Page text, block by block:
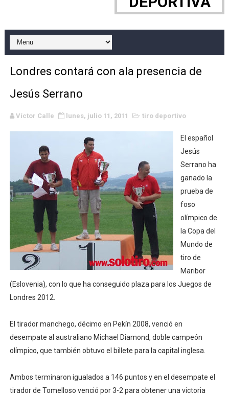
Canadian Elite Basketball League 2026 - CEBL Finals
Canadian Football League 2026 - Week 10
EFA y AFLE 2026 - Regular season
WWE NXT - Myles Borne y Tavion Heights ponen fin
Grandes éxitos por fin para Chelsea Green, Chad
Campeonato de Europa de MTB 2026 (Monteceneri,
Campeonato de Europa de remo 2026 (Varese, Italia)
Mundial de lacrosse femenino 2026 (Tokio, Japón) -
Máxima celebración en el último Impact! con Jason
Mundial de esgrima 2026 (Hong Kong) - La delegación
Campeonato de Europa de atletismo femenino 2026
Londres contará con ala presencia de
Jesús Serrano
Víctor Calle lunes, julio 11, 2011 tiro deportivo
El español
Jesús
Serrano ha
ganado la
prueba de
foso
olímpico de
la Copa del
Mundo de
tiro de
Maribor
(Eslovenia), con lo que ha conseguido plaza para los Juegos de
Londres 2012.
El tirador manchego, décimo en Pekín 2008, venció en
desempate al australiano Michael Diamond, doble campeón
olímpico, que también obtuvo el billete para la capital inglesa.
Ambos terminaron igualados a 146 puntos y en el desempate el
tirador de Tomelloso venció por 3-2 para obtener una victoria